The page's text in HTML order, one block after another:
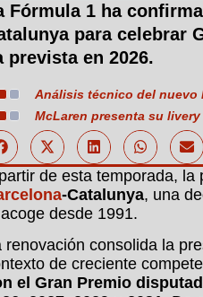
Fórmula 1 ha
para celebrar
prevista en 2026.
Análisis técnico del nuevo
McLaren presenta su
de esta temporada, la
-Catalunya, una
desde 1991.
renovación consolida la
de creciente
el Gran Premio